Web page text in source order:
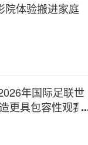
院体验搬进家庭
年国际足联世
更具包容性观赛